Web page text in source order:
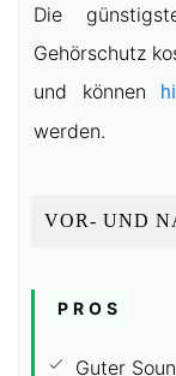
Die
Gehörschutz
und können
werden.
VOR- UND
PROS
Guter